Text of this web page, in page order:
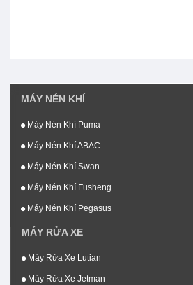
MÁY NÉN KHÍ
Máy Nén Khí Puma
Máy Nén Khí ABAC
Máy Nén Khí Swan
Máy Nén Khí Fusheng
Máy Nén Khí Pegasus
MÁY RỬA XE
Máy Rửa Xe Lutian
Máy Rửa Xe Jetman